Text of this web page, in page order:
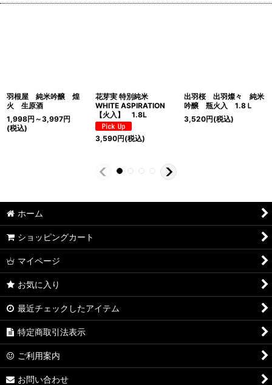
羽根屋 純米吟醸 煌
火 生原酒
1,998円 ～3,997円
(税込)
花芽実 特別純米
WHITE ASPIRATION
【火入】 1.8L
3,590円(税込)
出羽桜 出羽燦々 純米
吟醸 瓶火入 1.8Ｌ
3,520円(税込)
ホーム
ショッピングカート
マイページ
お気に入り
最近チェックしたアイテム
特定商取引法表示
ご利用案内
お問い合わせ